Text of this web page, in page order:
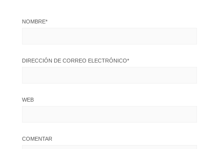
NOMBRE*
DIRECCIÓN DE CORREO ELECTRÓNICO*
WEB
COMENTAR